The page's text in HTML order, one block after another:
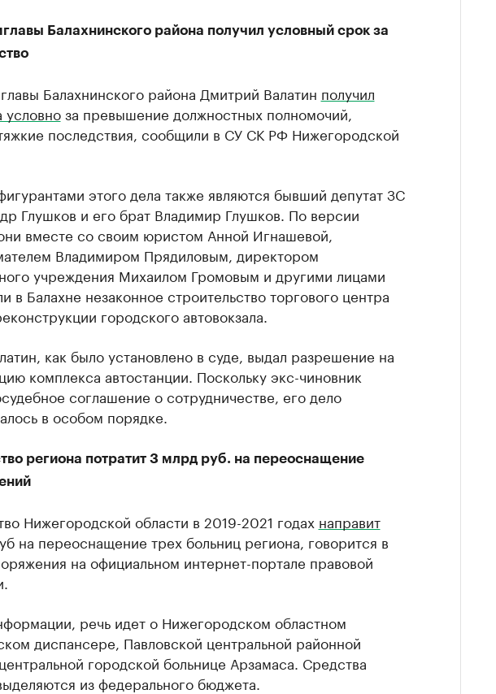
Балахнинского района получил условный срок за
Балахнинского района Дмитрий Валатин получил
условноза превышение должностных полномочий,
последствия, сообщили в СУ СК РФ Нижегородской
этого дела также являются бывший депутат ЗС
Глушков и его брат Владимир Глушков. По версии
вместе со своим юристом Анной Игнашевой,
Владимиром Прядиловым, директором
учреждения Михаилом Громовым и другими лицами
в Балахне незаконное строительство торгового центра
городского автовокзала.
как было установлено в суде, выдал разрешение на
комплекса автостанции. Поскольку экс-чиновник
соглашение о сотрудничестве, его дело
в особом порядке.
региона потратит 3 млрд руб. на переоснащение
Нижегородской области в 2019-2021 годах направит
на переоснащение трех больниц региона, говорится в
на официальном интернет-портале правовой
речь идет о Нижегородском областном
диспансере, Павловской центральной районной
городской больнице Арзамаса. Средства
из федерального бюджета.